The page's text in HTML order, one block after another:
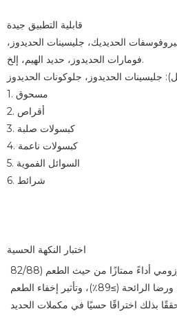
قابلية التطبيق جيدة
الحديديك، جليسينات الحديدوز،
فومارات الحديدوز، حديد الهيم، إلخ.
جليسينات الحديدوز، جلوكونات الحديدوز
1. مسحوق
2. أقراص
3. كبسولات صلبة
4. كبسولات ناعمة
5. السوائل الفموية
6. شرائط
اختبار النكهة الحسية
أظهر السائل الحديدي الليبوزومي أداءً ممتازًا من حيث الطعم (82/88
نقطة)، وتوحيد اللون (99.5٪)، ورضا الرائحة (≥89٪)، وتأثير إخفاء الطعم